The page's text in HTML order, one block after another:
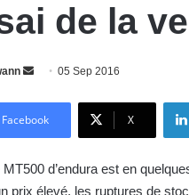
de la
o
05 Sep 2016
Facebook X
d’endura est en
prix élevé, les ruptures de